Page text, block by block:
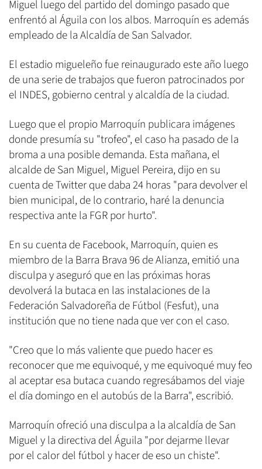
Miguel luego del partido del domingo pasado que
enfrentó al Águila con los albos. Marroquín es además
empleado de la Alcaldía de San Salvador.
El estadio migueleño fue reinaugurado este año luego
de una serie de trabajos que fueron patrocinados por
el INDES, gobierno central y alcaldía de la ciudad.
Luego que el propio Marroquín publicara imágenes
donde presumía su "trofeo", el caso ha pasado de la
broma a una posible demanda. Esta mañana, el
alcalde de San Miguel, Miguel Pereira, dijo en su
cuenta de Twitter que daba 24 horas "para devolver el
bien municipal, de lo contrario, haré la denuncia
respectiva ante la FGR por hurto".
En su cuenta de Facebook, Marroquín, quien es
miembro de la Barra Brava 96 de Alianza, emitió una
disculpa y aseguró que en las próximas horas
devolverá la butaca en las instalaciones de la
Federación Salvadoreña de Fútbol (Fesfut), una
institución que no tiene nada que ver con el caso.
"Creo que lo más valiente que puedo hacer es
reconocer que me equivoqué, y me equivoqué muy feo
al aceptar esa butaca cuando regresábamos del viaje
el día domingo en el autobús de la Barra", escribió.
Marroquín ofreció una disculpa a la alcaldía de San
Miguel y la directiva del Águila "por dejarme llevar
por el calor del fútbol y hacer de eso un chiste".